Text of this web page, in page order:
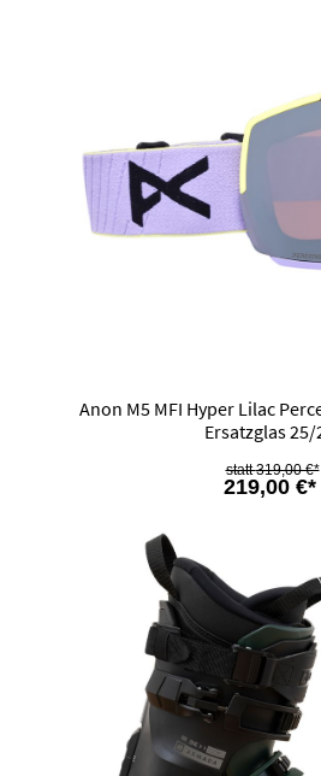
Anon M5 MFI Hyper Lilac
Ersatzglas 25/
219,00 €*
319,00 €*